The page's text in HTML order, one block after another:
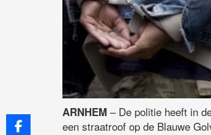
ARNHEM – De politie heeft in
een straatroof op de Blauwe